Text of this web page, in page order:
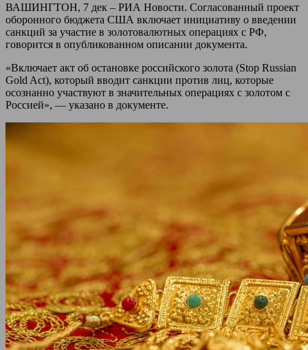
ВАШИНГТОН, 7 дек – РИА Новости. Согласованный проект
оборонного бюджета США включает инициативу о введении
санкций за участие в золотовалютных операциях с РФ,
говорится в опубликованном описании документа.
«Включает акт об остановке российского золота (Stop Russian
Gold Act), который вводит санкции против лиц, которые
осознанно участвуют в значительных операциях с золотом с
Россией», — указано в документе.